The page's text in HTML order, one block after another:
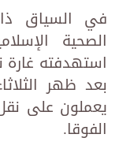
في السياق
الصحية
استهدفته غارة
بعد ظهر
يعملون على
الفوقا.